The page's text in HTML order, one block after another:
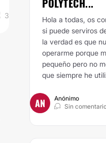
3
POLYTECH...
Hola a todas, os
si puede serviros
la verdad es que
operarme porque
pequeño pero no
que siempre he
AN
Anónimo
Sin